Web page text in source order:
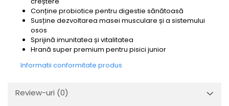
Conține probiotice pentru digestie sănătoasă
Susține dezvoltarea masei musculare și a sistemului
osos
Sprijină imunitatea și vitalitatea
Hrană super premium pentru pisici junior
Informatii conformitate produs
Review-uri (0)